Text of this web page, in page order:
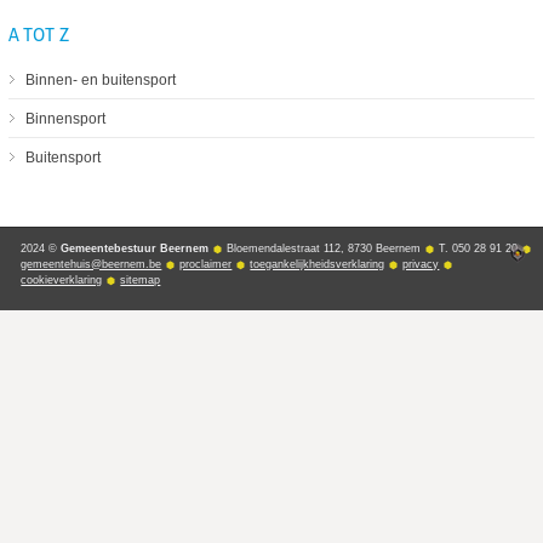
A TOT Z
Binnen- en buitensport
Binnensport
Buitensport
2024 ©Gemeentebestuur Beernem Bloemendalestraat 112, 8730 Beernem
T. 050 28 91 20
gemeentehuis@beernem.be
proclaimer toegankelijkheidsverklaring
privacy
cookieverklaring
sitemap